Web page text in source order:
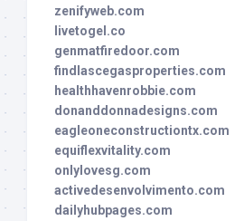
zenifyweb.com
livetogel.co
genmatfiredoor.com
findlascegasproperties.com
healthhavenrobbie.com
donanddonnadesigns.com
eagleoneconstructiontx.com
equiflexvitality.com
onlylovesg.com
activedesenvolvimento.com
dailyhubpages.com